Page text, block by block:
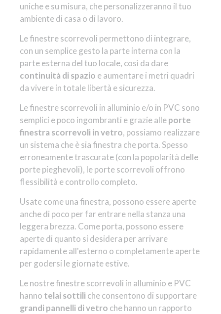
uniche e su misura, che personalizzeranno il tuo
ambiente di casa o di lavoro.
Le finestre scorrevoli permettono di integrare,
con un semplice gesto la parte interna con la
parte esterna del tuo locale, così da dare
continuità di spazio e aumentare i metri quadri
da vivere in totale libertà e sicurezza.
Le finestre scorrevoli in alluminio e/o in PVC sono
semplici e poco ingombranti e grazie alleporte
finestra scorrevoli in vetro, possiamo realizzare
un sistema che è sia finestra che porta. Spesso
erroneamente trascurate (con la popolarità delle
porte pieghevoli), le porte scorrevoli offrono
flessibilità e controllo completo.
Usate come una finestra, possono essere aperte
anche di poco per far entrare nella stanza una
leggera brezza. Come porta, possono essere
aperte di quanto si desidera per arrivare
rapidamente all'esterno o completamente aperte
per godersi le giornate estive.
Le nostre finestre scorrevoli in alluminio e PVC
hanno telai sottili che consentono di supportare
grandi pannelli di vetro che hanno un rapporto